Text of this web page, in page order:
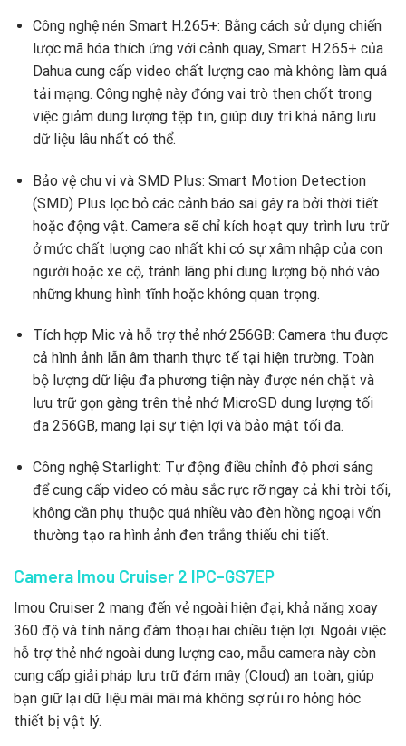
Công nghệ nén Smart H.265+: Bằng cách sử dụng chiến
lược mã hóa thích ứng với cảnh quay, Smart H.265+ của
Dahua cung cấp video chất lượng cao mà không làm quá
tải mạng. Công nghệ này đóng vai trò then chốt trong
việc giảm dung lượng tệp tin, giúp duy trì khả năng lưu
dữ liệu lâu nhất có thể.
Bảo vệ chu vi và SMD Plus: Smart Motion Detection
(SMD) Plus lọc bỏ các cảnh báo sai gây ra bởi thời tiết
hoặc động vật. Camera sẽ chỉ kích hoạt quy trình lưu trữ
ở mức chất lượng cao nhất khi có sự xâm nhập của con
người hoặc xe cộ, tránh lãng phí dung lượng bộ nhớ vào
những khung hình tĩnh hoặc không quan trọng.
Tích hợp Mic và hỗ trợ thẻ nhớ 256GB: Camera thu được
cả hình ảnh lẫn âm thanh thực tế tại hiện trường. Toàn
bộ lượng dữ liệu đa phương tiện này được nén chặt và
lưu trữ gọn gàng trên thẻ nhớ MicroSD dung lượng tối
đa 256GB, mang lại sự tiện lợi và bảo mật tối đa.
Công nghệ Starlight: Tự động điều chỉnh độ phơi sáng
để cung cấp video có màu sắc rực rỡ ngay cả khi trời tối,
không cần phụ thuộc quá nhiều vào đèn hồng ngoại vốn
thường tạo ra hình ảnh đen trắng thiếu chi tiết.
Camera Imou Cruiser 2 IPC-GS7EP
Imou Cruiser 2 mang đến vẻ ngoài hiện đại, khả năng xoay
360 độ và tính năng đàm thoại hai chiều tiện lợi. Ngoài việc
hỗ trợ thẻ nhớ ngoài dung lượng cao, mẫu camera này còn
cung cấp giải pháp lưu trữ đám mây (Cloud) an toàn, giúp
bạn giữ lại dữ liệu mãi mãi mà không sợ rủi ro hỏng hóc
thiết bị vật lý.